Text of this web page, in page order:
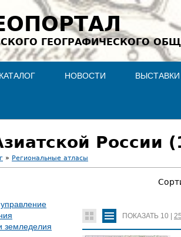
Jump to navigation
ГЕОГРАФИЧЕСКОГО
КАТАЛОГ НОВОСТИ ВЫСТАВКИ
России
» Региональные атласы
земледелия
ПОКАЗАТЬ 10